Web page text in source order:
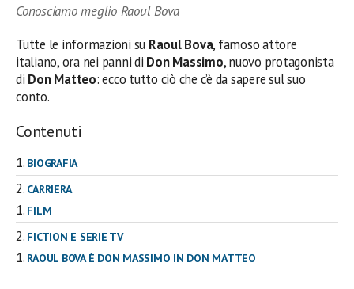
Conosciamo meglio Raoul Bova
Tutte le informazioni su Raoul Bova, famoso attore
italiano, ora nei panni di Don Massimo, nuovo protagonista
di Don Matteo: ecco tutto ciò che c’è da sapere sul suo
conto.
Contenuti
BIOGRAFIA
CARRIERA
FILM
FICTION E SERIE TV
RAOUL BOVA È DON MASSIMO IN DON MATTEO